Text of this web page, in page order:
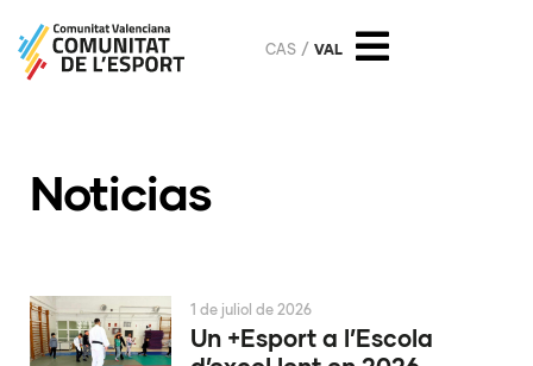
CAS VAL
Noticias
Un +Esport a l’Escola
1 de juliol de 2026